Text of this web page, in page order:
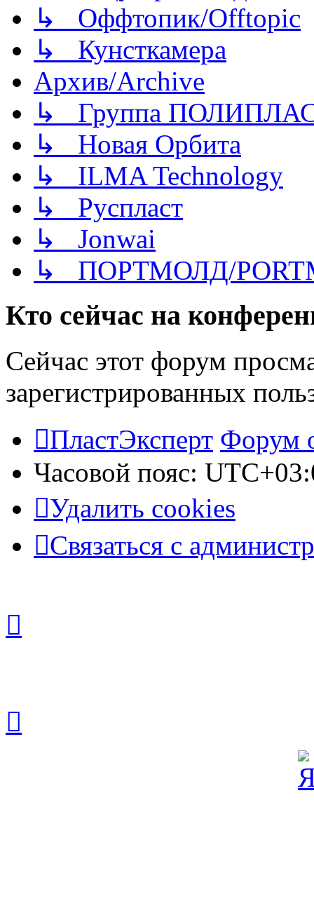
↳ Оффтопик/Offtopic
↳ Кунсткамера
Архив/Archive
↳ Группа
↳ Новая Орбита
↳ ILMA Technology
↳ Руспласт
↳ Jonwai
↳ ПОРТМОЛД/
Кто сейчас на
Сейчас этот форум
зарегистрированных
ПластЭксперт Форум
Часовой пояс:
Удалить cookies
Связаться с